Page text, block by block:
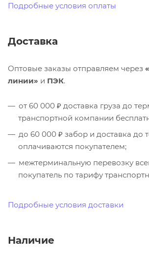
Подробные условия оплаты
Доставка
Оптовые заказы отправляем через
линии» и ПЭК.
от 60 000 ₽ доставка груза до
транспортной компании
до 60 000 ₽ забор и доставка до
оплачиваются покупателем;
межтерминальную перевозку
покупатель по тарифу
Подробные условия доставки
Наличие